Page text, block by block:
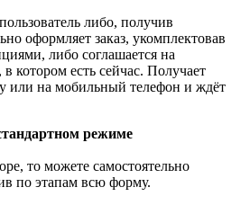
либо, получив
оформляет заказ, укомплектовав
либо соглашается на
котором есть сейчас. Получает
или на мобильный телефон и ждёт
режиме
то можете самостоятельно
по этапам всю форму.